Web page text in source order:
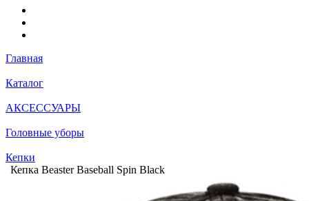
Главная
Каталог
АКСЕССУАРЫ
Головные уборы
Кепки
Кепка Beaster Baseball Spin Black